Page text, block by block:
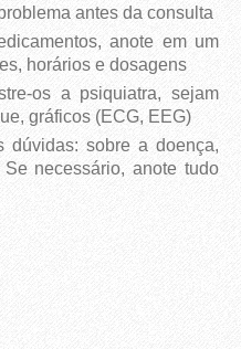
antes da consulta
anote em um
horários e dosagens
os a psiquiatra, sejam
gráficos (ECG, EEG)
dúvidas: sobre a doença,
necessário, anote tudo